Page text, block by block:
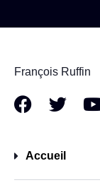
François Ruffin
Accueil